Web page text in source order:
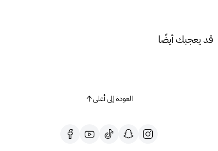
لا تشارك رمز البطاقة مع أي شخص آخر.
مع بطاقة بلايستيشن، افتح بابًا جديدًا لمغامرات لا حصر لها على عالم
قد يعجبك أيضًا
العودة إلى أعلى